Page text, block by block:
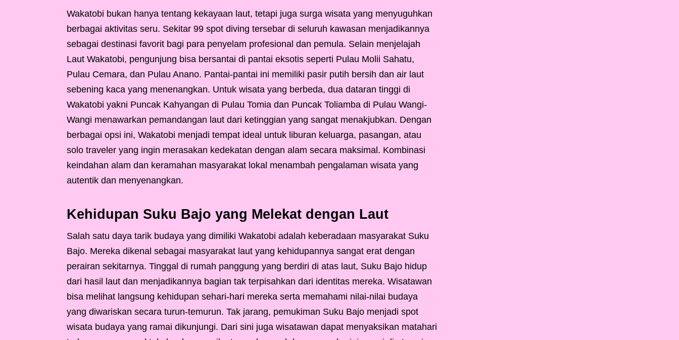
Wakatobi bukan hanya tentang kekayaan laut, tetapi juga surga wisata yang menyuguhkan
berbagai aktivitas seru. Sekitar 99 spot diving tersebar di seluruh kawasan menjadikannya
sebagai destinasi favorit bagi para penyelam profesional dan pemula. Selain menjelajah
Laut Wakatobi, pengunjung bisa bersantai di pantai eksotis seperti Pulau Molii Sahatu,
Pulau Cemara, dan Pulau Anano. Pantai-pantai ini memiliki pasir putih bersih dan air laut
sebening kaca yang menenangkan. Untuk wisata yang berbeda, dua dataran tinggi di
Wakatobi yakni Puncak Kahyangan di Pulau Tomia dan Puncak Toliamba di Pulau Wangi-
Wangi menawarkan pemandangan laut dari ketinggian yang sangat menakjubkan. Dengan
berbagai opsi ini, Wakatobi menjadi tempat ideal untuk liburan keluarga, pasangan, atau
solo traveler yang ingin merasakan kedekatan dengan alam secara maksimal. Kombinasi
keindahan alam dan keramahan masyarakat lokal menambah pengalaman wisata yang
autentik dan menyenangkan.
Kehidupan Suku Bajo yang Melekat dengan Laut
Salah satu daya tarik budaya yang dimiliki Wakatobi adalah keberadaan masyarakat Suku
Bajo. Mereka dikenal sebagai masyarakat laut yang kehidupannya sangat erat dengan
perairan sekitarnya. Tinggal di rumah panggung yang berdiri di atas laut, Suku Bajo hidup
dari hasil laut dan menjadikannya bagian tak terpisahkan dari identitas mereka. Wisatawan
bisa melihat langsung kehidupan sehari-hari mereka serta memahami nilai-nilai budaya
yang diwariskan secara turun-temurun. Tak jarang, pemukiman Suku Bajo menjadi spot
wisata budaya yang ramai dikunjungi. Dari sini juga wisatawan dapat menyaksikan matahari